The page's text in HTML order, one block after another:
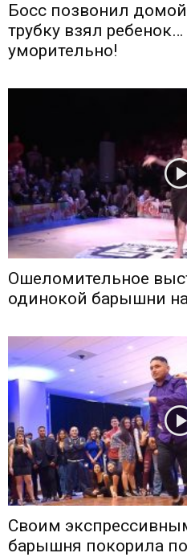
Босс позвонил
трубку взял
уморительно!
Ошеломительное
одинокой барышни
Своим
барышня покорила